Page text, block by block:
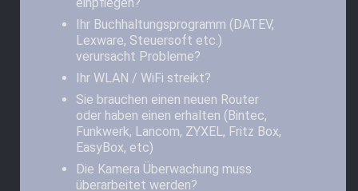
Ihr Buchhaltungsprogramm (DATEV,
Lexware, Steuersoft etc.)
verursacht Probleme?
Ihr WLAN / WiFi streikt?
Sie brauchen einen neuen Router
oder haben einen erhalten (Bintec,
Funkwerk, Lancom, ZYXEL, Fritz Box,
EasyBox, etc)
Die Kamera Überwachung muss
überarbeitet werden?